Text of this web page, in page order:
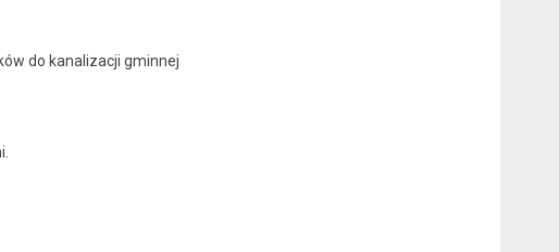
do kanalizacji gminnej